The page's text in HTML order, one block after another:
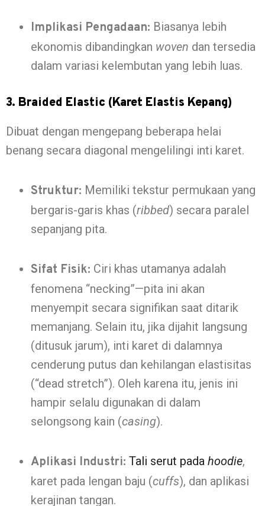
Implikasi Pengadaan: Biasanya lebih
ekonomis dibandingkan woven dan tersedia
dalam variasi kelembutan yang lebih luas.
3. Braided Elastic (Karet Elastis Kepang)
Dibuat dengan mengepang beberapa helai
benang secara diagonal mengelilingi inti karet.
Struktur: Memiliki tekstur permukaan yang
bergaris-garis khas (ribbed) secara paralel
sepanjang pita.
Sifat Fisik: Ciri khas utamanya adalah
fenomena “necking”—pita ini akan
menyempit secara signifikan saat ditarik
memanjang. Selain itu, jika dijahit langsung
(ditusuk jarum), inti karet di dalamnya
cenderung putus dan kehilangan elastisitas
(“dead stretch”). Oleh karena itu, jenis ini
hampir selalu digunakan di dalam
selongsong kain (casing).
Aplikasi Industri: Tali serut pada hoodie,
karet pada lengan baju (cuffs), dan aplikasi
kerajinan tangan.